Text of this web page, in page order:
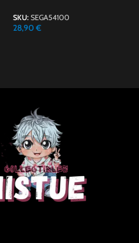
SKU: SEGA54100
28,90 €